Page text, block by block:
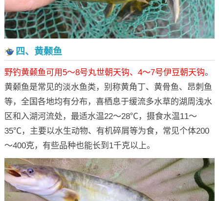
四、黄颡鱼
野钓黄颡鱼可用5～8号丸世朝天钩、4～7号伊豆朝天钩。
黄颡鱼是常见的淡水鱼类，别称黄角丁、黄骨鱼、昂刺鱼
等，全国各地均有分布，喜栖息于缓流多水草的湖周浅水
区和入湖河流处，最适水温22～28℃，摄食水温11～
35℃，主要以水生动物、有机碎屑等为食，常见个体200
～400克，有些品种也能长到1千克以上。